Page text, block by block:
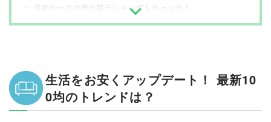
収納ケースの売れ筋ランキングもチェック！
生活をお安くアップデート！ 最新10
0均のトレンドは？